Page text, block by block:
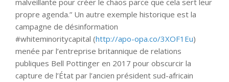
malveillante pour créer le chaos parce que cela sert leur
propre agenda.” Un autre exemple historique est la
campagne de désinformation
#whiteminoritycapital (http://apo-opa.co/3XOF1Eu)
menée par l’entreprise britannique de relations
publiques Bell Pottinger en 2017 pour obscurcir la
capture de l’État par l’ancien président sud-africain